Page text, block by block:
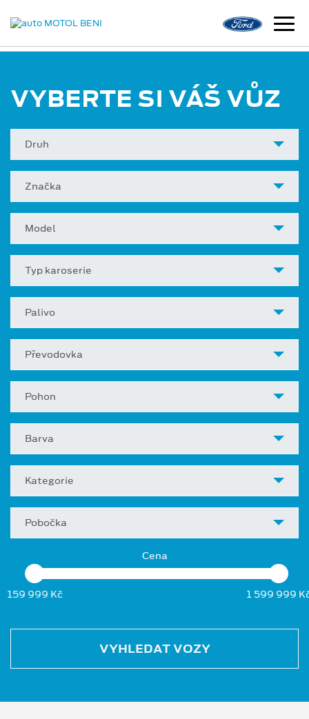
VYBERTE SI VÁŠ VŮZ
Druh
Značka
Model
Typ karoserie
Palivo
Převodovka
Pohon
Barva
Kategorie
Pobočka
Cena
159 999 Kč 1 599 999
VYHLEDAT VOZY